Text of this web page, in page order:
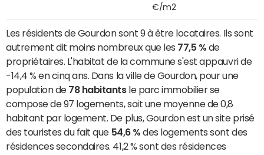
€/m2
Les résidents de Gourdon sont 9 à être locataires. Ils sont
autrement dit moins nombreux que les 77,5 % de
propriétaires. L'habitat de la commune s'est appauvri de
-14,4 % en cinq ans. Dans la ville de Gourdon, pour une
population de 78 habitantsle parc immobilier se
compose de 97 logements, soit une moyenne de 0,8
habitant par logement. De plus, Gourdon est un site prisé
des touristes du fait que 54,6 % des logements sont des
résidences secondaires. 41,2 % sont des résidences